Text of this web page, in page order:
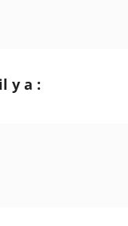
y a :